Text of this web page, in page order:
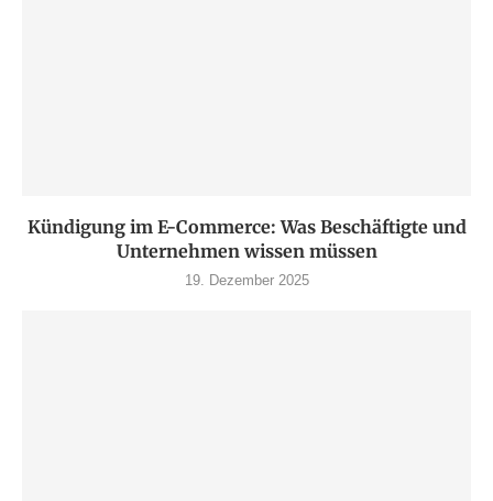
Kündigung im E-Commerce: Was Beschäftigte und
Unternehmen wissen müssen
19. Dezember 2025